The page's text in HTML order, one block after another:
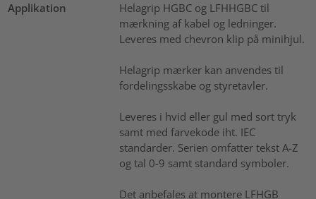
Applikation
Helagrip HGBC og LFHHGBC til
mærkning af kabel og ledninger.
Leveres med chevron klip på minihjul.
Helagrip mærker kan anvendes til
fordelingsskabe og styretavler.
Leveres i hvid eller gul med sort tryk
samt med farvekode iht. IEC
standarder. Serien omfatter tekst A-Z
og tal 0-9 samt standard symboler.
Det anbefales at montere LFHGB